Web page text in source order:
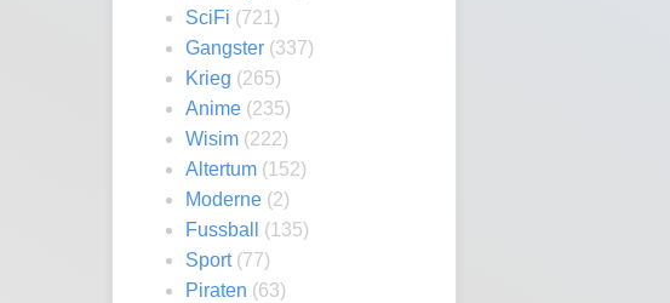
SciFi (721)
Gangster (337)
Krieg (265)
Anime (235)
Wisim (222)
Altertum (152)
Moderne (2)
Fussball
(135)
Sport(77)
Piraten (63)